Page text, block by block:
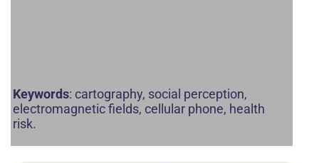
Keywords: cartography, social perception,
electromagnetic fields, cellular phone, health
risk.